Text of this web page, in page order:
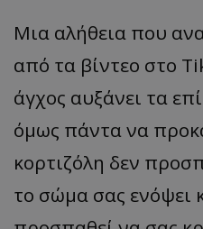
Μια αλήθεια που
από τα βίντεο στο
άγχος αυξάνει τα
όμως πάντα να
κορτιζόλη δεν
το σώμα σας ενόψει